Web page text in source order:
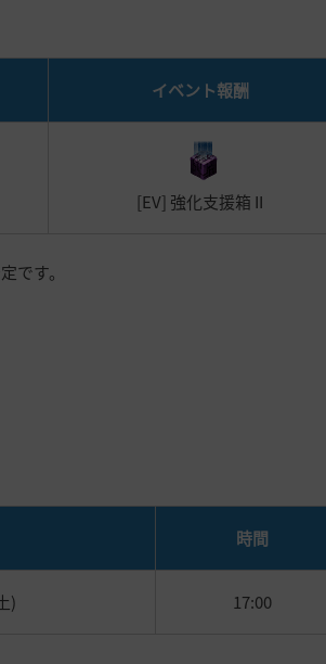
イベント報酬
[EV] 強化支援箱 II
です。
時間
) 17:00